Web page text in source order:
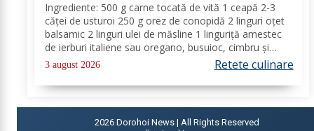
Ingrediente: 500 g carne tocată de vită 1 ceapă 2-3
căței de usturoi 250 g orez de conopidă 2 linguri oțet
balsamic 2 linguri ulei de măsline 1 linguriță amestec
de ierburi italiene sau oregano, busuioc, cimbru și
rozmarin uscate sare de mare piper negru Mod de
preparare: Se încălzește cuptorul la...
3 august 2026 Retete culinare
2026 Dorohoi News | All Rights Reserved